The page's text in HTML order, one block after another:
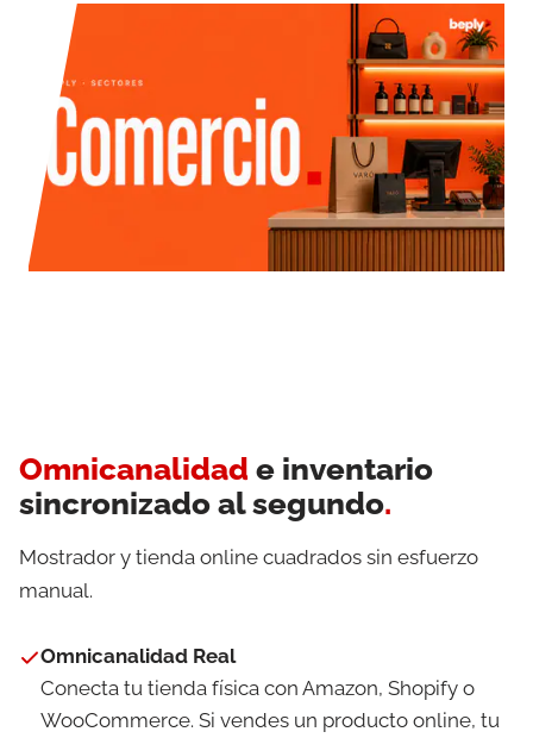
Omnicanalidad e inventario
sincronizado al segundo.
Mostrador y tienda online cuadrados sin esfuerzo
manual.
Omnicanalidad Real
Conecta tu tienda física con Amazon, Shopify o
WooCommerce. Si vendes un producto online, tu